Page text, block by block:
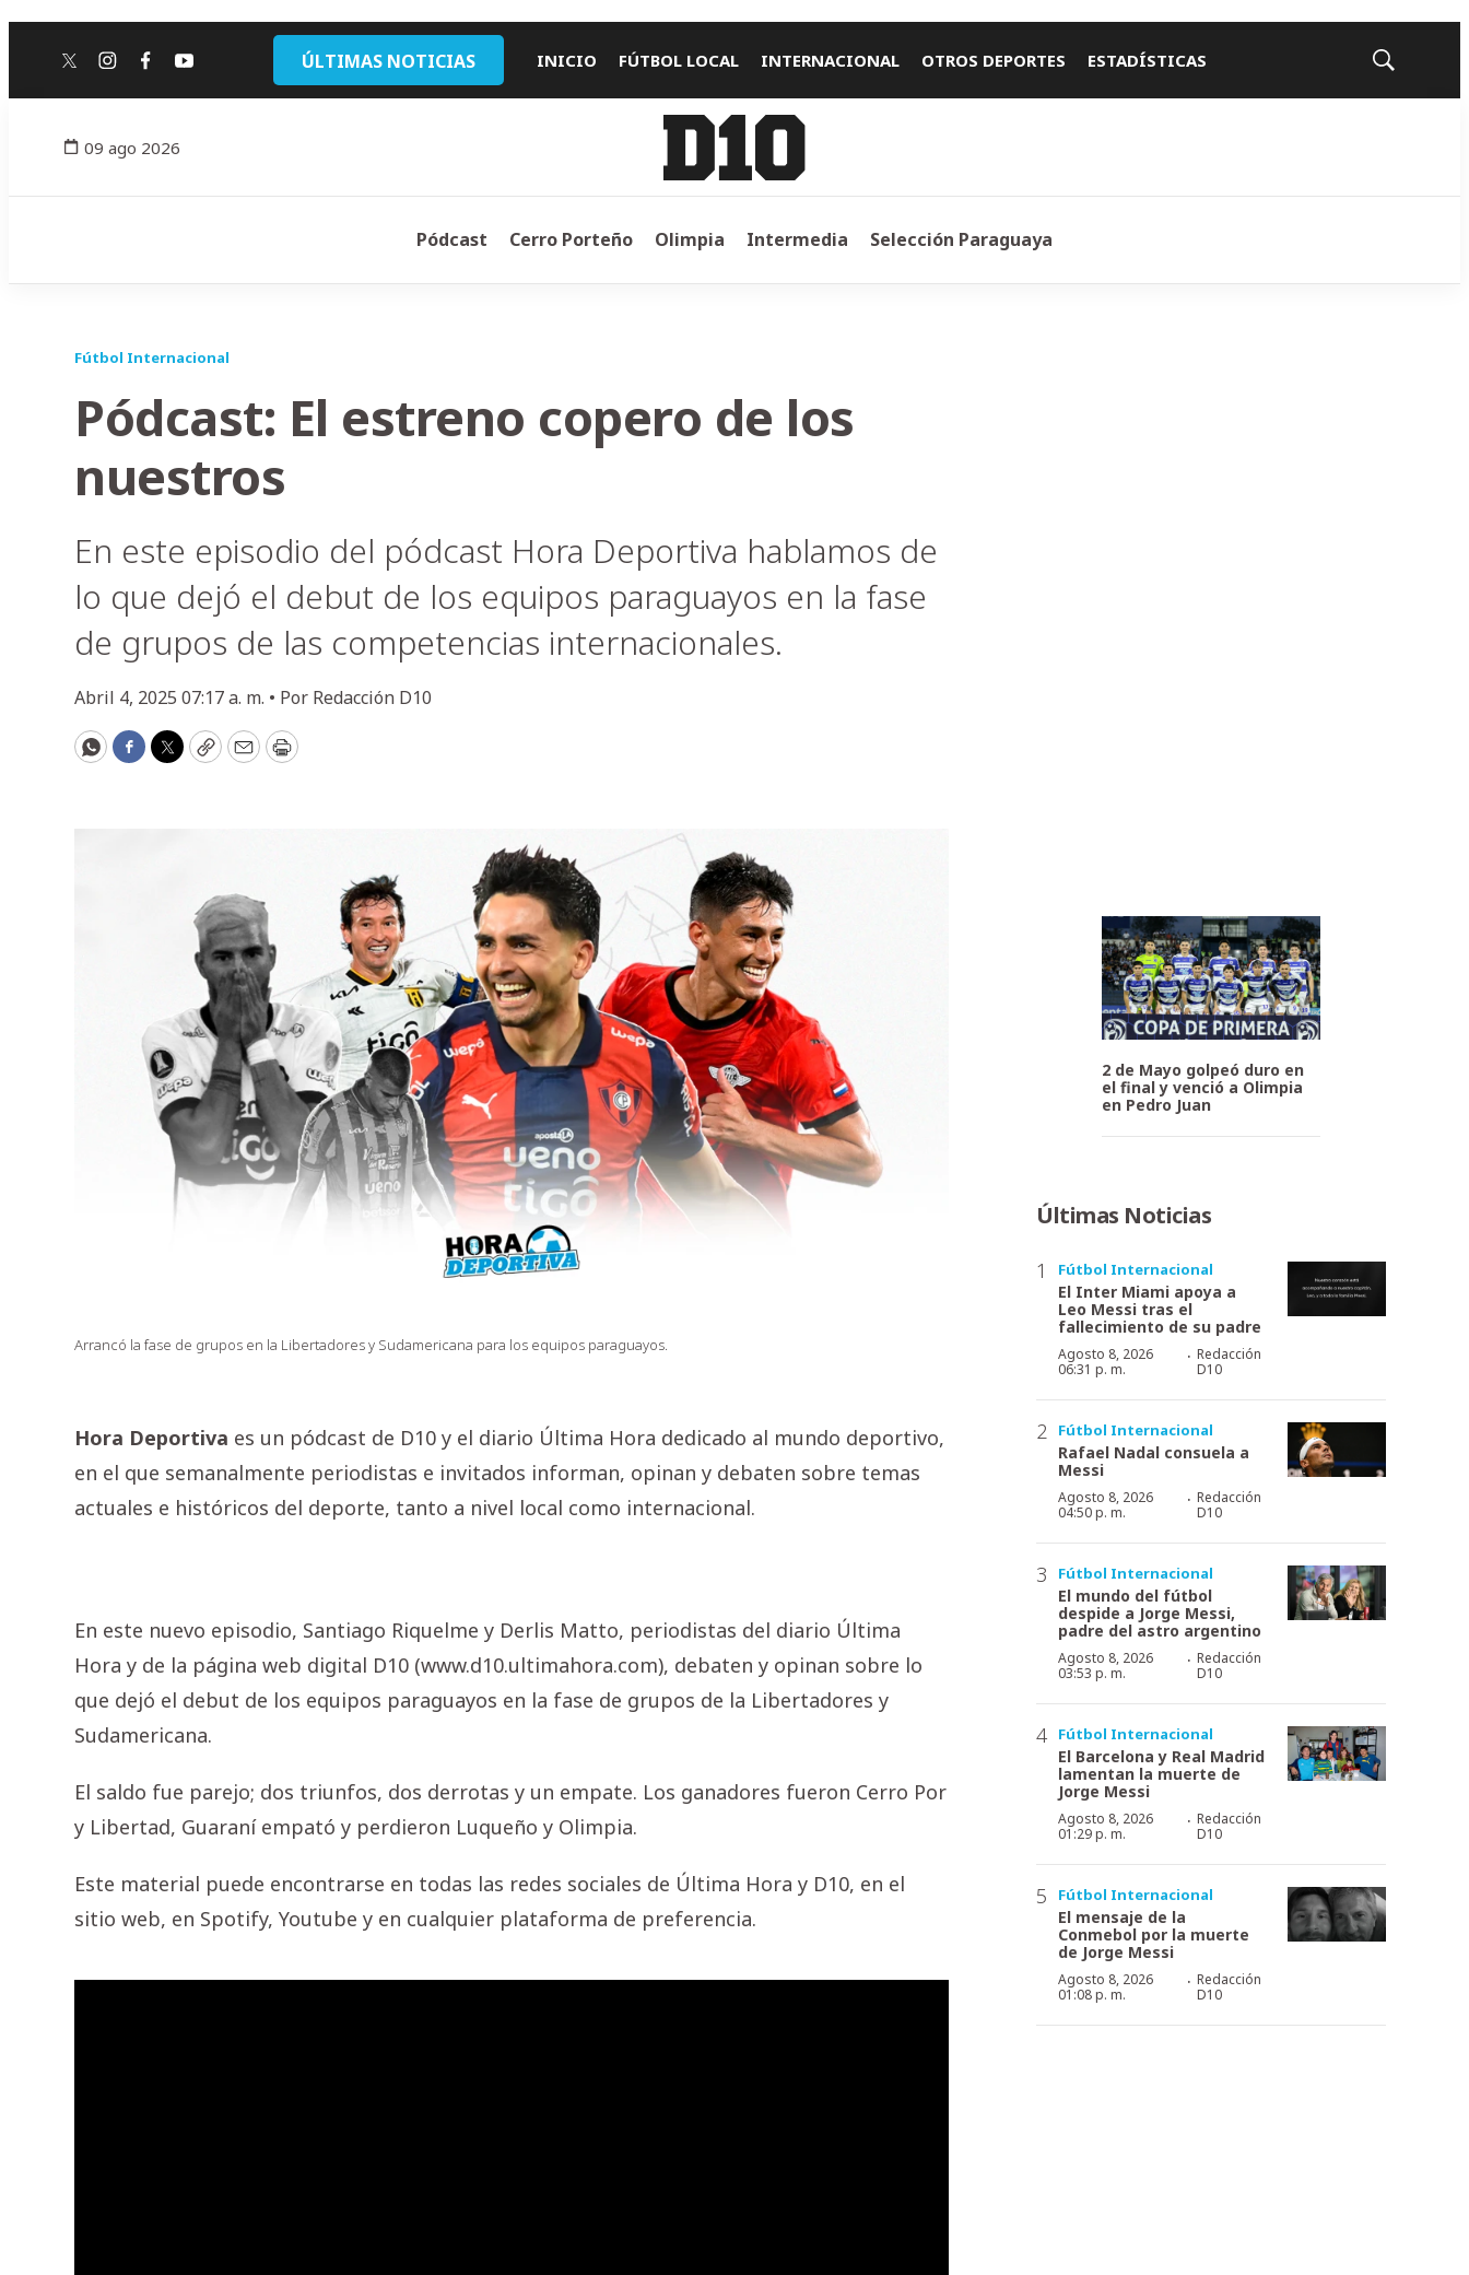
twitterinstagram
facebook
youtube ÚLTIMAS NOTICIAS INICIO FÚTBOL LOCAL INTERNACIONAL OTROS DEPORTES ESTADÍSTICAS
Mostrar
09 ago 2026
Pódcast Cerro Porteño Olimpia Intermedia Selección Paraguaya
Fútbol Internacional
Pódcast: El estreno copero de los
nuestros
En este episodio del pódcast Hora Deportiva hablamos de
lo que dejó el debut de los equipos paraguayos en la fase
de grupos de las competencias internacionales.
Abril 4, 2025 07:17 a. m. • Por Redacción D10
WhatsApp
Facebook
Twitter
CopyEmailPrint
Arrancó la fase de grupos en la Libertadores y Sudamericana para los equipos paraguayos.
Hora Deportiva es un pódcast de D10 y el diario Última Hora dedicado al mundo deportivo,
en el que semanalmente periodistas e invitados informan, opinan y debaten sobre temas
actuales e históricos del deporte, tanto a nivel local como internacional.
En este nuevo episodio, Santiago Riquelme y Derlis Matto, periodistas del diario Última
Hora y de la página web digital D10 (www.d10.ultimahora.com), debaten y opinan sobre lo
que dejó el debut de los equipos paraguayos en la fase de grupos de la Libertadores y
Sudamericana.
El saldo fue parejo; dos triunfos, dos derrotas y un empate. Los ganadores fueron Cerro Por
y Libertad, Guaraní empató y perdieron Luqueño y Olimpia.
Este material puede encontrarse en todas las redes sociales de Última Hora y D10, en el
sitio web, en Spotify, Youtube y en cualquier plataforma de preferencia.
2 de Mayo golpeó duro en
el final y venció a Olimpia
en Pedro Juan
Últimas Noticias
Fútbol Internacional
El Inter Miami apoya a
Leo Messi tras el
fallecimiento de su padre
Agosto 8, 2026
06:31 p. m.
· Redacción
D10
Fútbol Internacional
Rafael Nadal consuela a
Messi
Agosto 8, 2026
04:50 p. m.
· Redacción
D10
Fútbol Internacional
El mundo del fútbol
despide a Jorge Messi,
padre del astro argentino
Agosto 8, 2026
03:53 p. m.
· Redacción
D10
Fútbol Internacional
El Barcelona y Real Madrid
lamentan la muerte de
Jorge Messi
Agosto 8, 2026
01:29 p. m.
· Redacción
D10
Fútbol Internacional
El mensaje de la
Conmebol por la muerte
de Jorge Messi
Agosto 8, 2026
01:08 p. m.
· Redacción
D10